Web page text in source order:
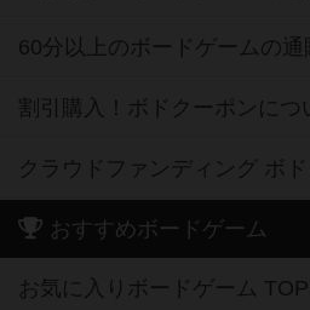
60分以上のボードゲームの通
割引購入！ボドクーポンにつ
クラウドファンディング ボ
おすすめボードゲーム
お気に入りボードゲーム